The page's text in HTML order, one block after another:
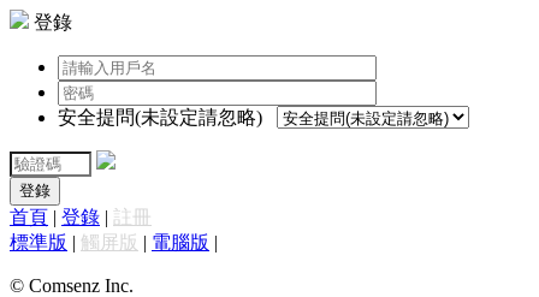
登錄
安全提問(未設定請忽略)
登錄
首頁 | 登錄 | 註冊
標準版 | 觸屏版 | 電腦版 |
© Comsenz Inc.